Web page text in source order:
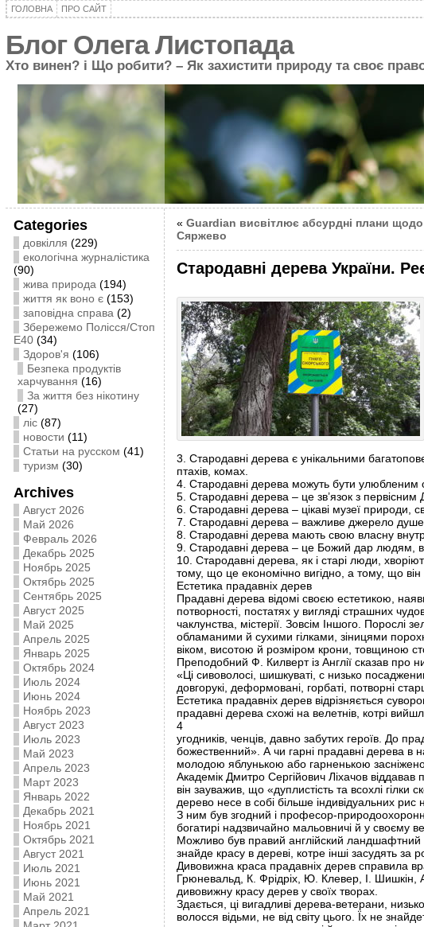
ГОЛОВНА ПРО САЙТ
Блог Олега Листопада
Хто винен? і Що робити? – Як захистити природу та своє
Categories
довкілля (229)
екологічна журналістика
(90)
жива природа (194)
життя як воно є(153)
заповідна справа (2)
Збережемо Полісся/Стоп
Е40(34)
Здоров'я (106)
Безпека продуктів
харчування (16)
За життя без нікотину
(27)
ліс(87)
новости (11)
Статьи на русском (41)
туризм (30)
Archives
Август 2026
Май 2026
Февраль 2026
Декабрь 2025
Ноябрь 2025
Октябрь 2025
Сентябрь 2025
Август 2025
Май 2025
Апрель 2025
Январь 2025
Октябрь 2024
Июль 2024
Июнь 2024
Ноябрь 2023
Август 2023
Июль 2023
Май 2023
Апрель 2023
Март 2023
Январь 2022
Декабрь 2021
Ноябрь 2021
Октябрь 2021
Август 2021
Июль 2021
Июнь 2021
Май 2021
Апрель 2021
« Guardian висвітлює абсурдні плани
Сяржево
Стародавні дерева України.
3. Стародавні дерева є унікальними
птахів, комах.
4. Стародавні дерева можуть бути улюбленим
5. Стародавні дерева – це зв’язок з первісним
6. Стародавні дерева – цікаві музеї природи,
7. Стародавні дерева – важливе джерело
8. Стародавні дерева мають свою власну
9. Стародавні дерева – це Божий дар людям,
10. Стародавні дерева, як і старі люди,
тому, що це економічно вигідно, а тому, що він
Естетика прадавніх дерев
Прадавні дерева відомі своєю естетикою,
потворності, постатях у вигляді страшних
чаклунства, містерії. Зовсім Іншого.
обламаними й сухими гілками, зіницями
віком, висотою й розміром крони, товщиною
Преподобний Ф. Килверт із Англії сказав про
«Ці сивоволосі, шишкуваті, с низько
довгорукі, деформовані, горбаті, потворні
Естетика прадавніх дерев відрізняється
прадавні дерева схожі на велетнів, котрі
4
угодників, ченців, давно забутих героїв. До
божественний». А чи гарні прадавні дерева в
молодою яблунькою або гарненькою
Академік Дмитро Сергійович Ліхачов
він зауважив, що «дуплистість та всохлі
дерево несе в собі більше індивідуальних рис
З ним був згодний і професор-
богатирі надзвичайно мальовничі й у своєму
Можливо був правий англійский
знайде красу в дереві, котре інші засудять за
Дивовижна краса прадавніх дерев справила
Грюневальд, К. Фрідріх, Ю. Клевер, І. Шишкін,
дивовижну красу дерев у своїх творах.
Здається, ці вигадливі дерева-ветерани,
волосся відьми, не від світу цього. Їх не